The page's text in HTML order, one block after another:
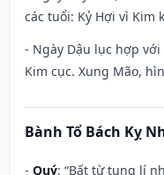
các tuổi: Kỷ Hợi vì Kim
- Ngày Dậu lục hợp
Kim cục. Xung Mão,
Bành Tổ Bách Kỵ
- Quý: “Bất từ tụng lí